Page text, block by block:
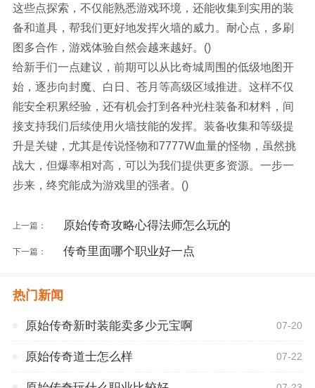
这些点探索，不仅能熟悉游戏环境，还能收集到实用的装
备和道具，帮我们更好地发挥火墙的威力。耐心点，多刷
图多合作，游戏体验自然会越来越好。()
给新手们一点建议，前期可以从比奇城周围的低级地图开
始，逐步向封魔、白日、苍月等高级区域推进。这样不仅
能安全积累经验，还有机会打到各种光柱装备和材料，间
接支持我们后续使用火墙技能的发挥。装备收集和等级提
升是关键，尤其是传说怪物和7777W血量的怪物，虽然挑
战大，但爆率相对高，可以为我们提供更多资源。一步一
步来，终究能成为游戏里的强者。()
上一篇： 原始传奇攻略心得法师怎么玩的
下一篇： 传奇里面哪个职业好一点
热门新闻
原始传奇新时装能卖多少元宝啊 07-20
原始传奇道士怎么样 07-22